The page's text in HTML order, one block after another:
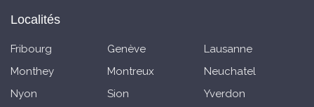
Localités
Fribourg Genève
Lausanne
Monthey
Montreux
Neuchatel
Nyon
Sion Yverdon